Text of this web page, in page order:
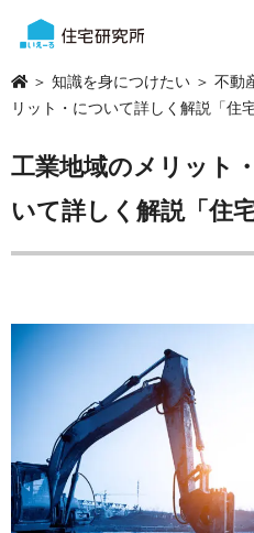
＞ 知識を身につけたい ＞ 不動
リット・について詳しく解説「住
工業地域のメリット
いて詳しく解説「住